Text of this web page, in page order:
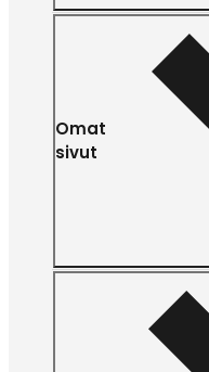
Omat
sivut